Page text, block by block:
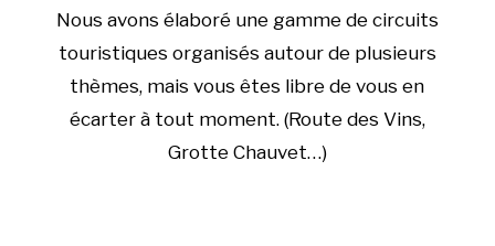
Nous avons élaboré une gamme de circuits
touristiques organisés autour de plusieurs
thèmes, mais vous êtes libre de vous en
écarter à tout moment. (Route des Vins,
Grotte Chauvet…)